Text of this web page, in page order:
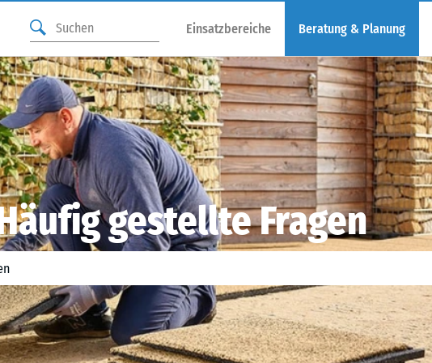
Einsatzbereiche Beratung & Planung
gestellte Fragen